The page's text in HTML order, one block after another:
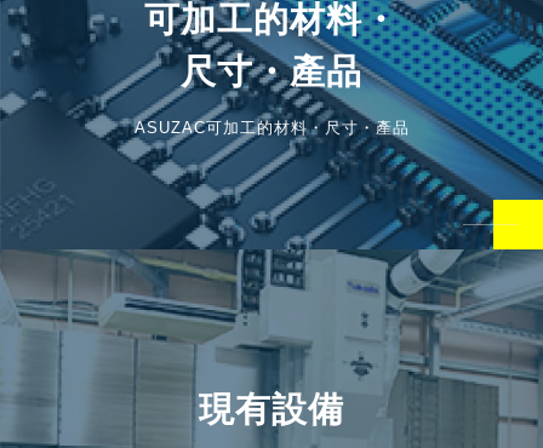
可加工的材料・
尺寸・產品
ASUZAC可加工的材料・尺寸・產品
現有設備